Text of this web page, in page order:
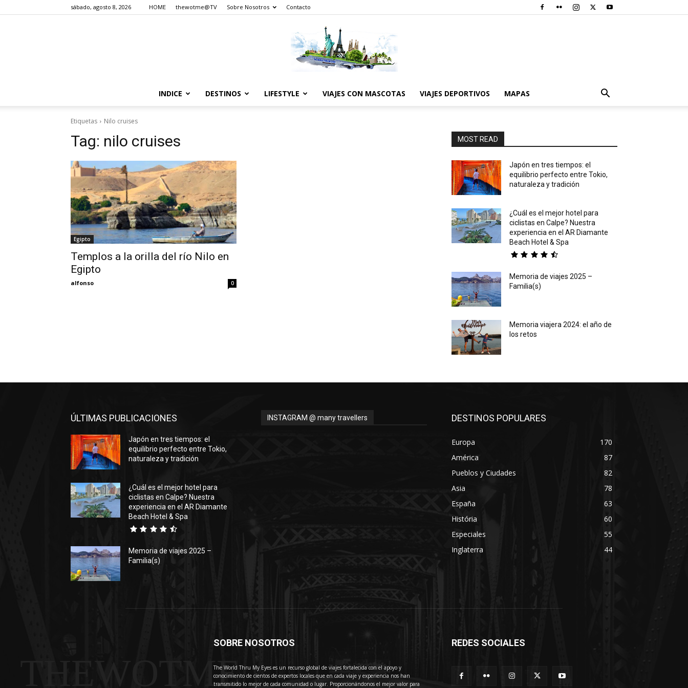
sábado, agosto 8, 2026 HOME thewotme@TV Sobre Nosotros Contacto
INDICE DESTINOS LIFESTYLE VIAJES CON MASCOTAS VIAJES DEPORTIVOS MAPAS
Etiquetas Nilo cruises
Tag: nilo cruises
Egipto
Templos a la orilla del río Nilo en
Egipto
alfonso 0
MOST READ
Japón en tres tiempos: el
equilibrio perfecto entre Tokio,
naturaleza y tradición
¿Cuál es el mejor hotel para
ciclistas en Calpe? Nuestra
experiencia en el AR Diamante
Beach Hotel & Spa
Memoria de viajes 2025 –
Familia(s)
Memoria viajera 2024: el año de
los retos
ÚLTIMAS PUBLICACIONES
Japón en tres tiempos: el
equilibrio perfecto entre Tokio,
naturaleza y tradición
¿Cuál es el mejor hotel para
ciclistas en Calpe? Nuestra
experiencia en el AR Diamante
Beach Hotel & Spa
Memoria de viajes 2025 –
Familia(s)
INSTAGRAM @ many travellers DESTINOS POPULARES
Europa
170
América
87
Pueblos y Ciudades
82
Asia
78
España
63
História
60
Especiales
55
Inglaterra
44
THEWOTME
SOBRE NOSOTROS
The World Thru My Eyes es un recurso global de viajes fortalecida con el apoyo y
conocimiento de cientos de expertos locales que en cada viaje y experiencia nos han
transmitido lo mejor de cada comunidad o lugar. Proporcionándonos el mejor valor para
REDES SOCIALES